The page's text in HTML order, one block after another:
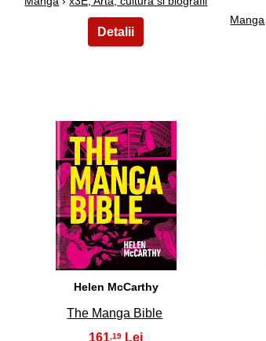
Manga
6
Helen McCarthy
The Manga Bible
161 ,19